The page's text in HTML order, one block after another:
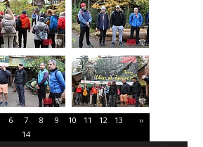
››
6 7 8 9 10 11 12
13
14